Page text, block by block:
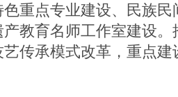
重点专业建设、民族
教育名师工作室建设
传承模式改革，重点